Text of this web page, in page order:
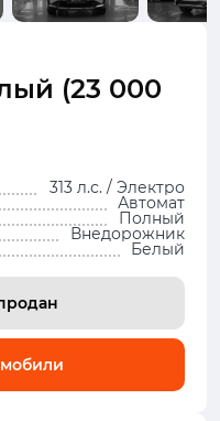
(23 000
313 л.с. / Электро
Автомат
Полный
Внедорожник
Белый